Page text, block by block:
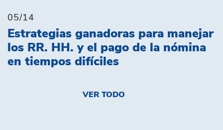
05/14
Estrategias ganadoras para manejar
los RR. HH. y el pago de la nómina
en tiempos difíciles
VER TODO